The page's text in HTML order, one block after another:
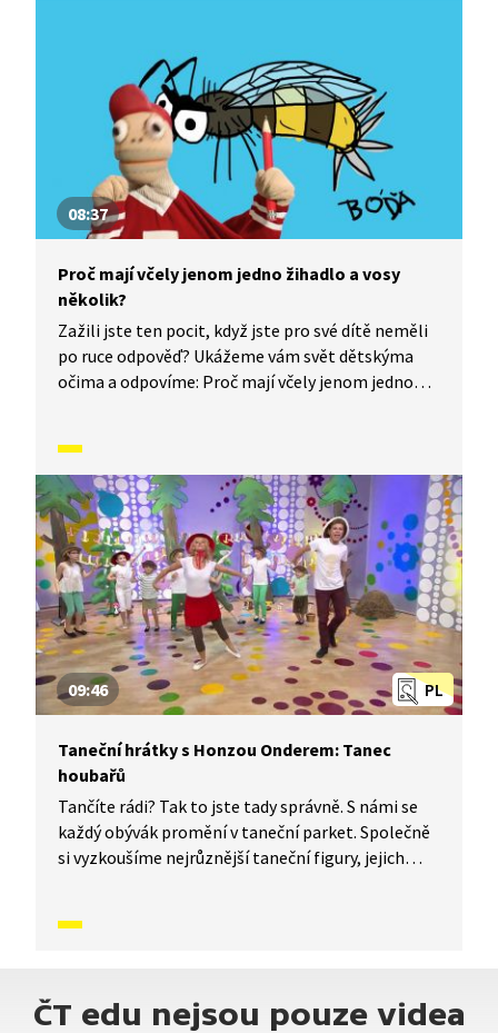
08:37
Proč mají včely jenom jedno žihadlo a vosy
několik?
Zažili jste ten pocit, když jste pro své dítě neměli
po ruce odpověď? Ukážeme vám svět dětskýma
očima a odpovíme: Proč mají včely jenom jedno
PL
09:46
Taneční hrátky s Honzou Onderem: Tanec
houbařů
Tančíte rádi? Tak to jste tady správně. S námi se
každý obývák promění v taneční parket. Společně
si vyzkoušíme nejrůznější taneční figury, jejich
vás inspirovali a udělali z vás krále či královnu
ČT edu nejsou pouze videa